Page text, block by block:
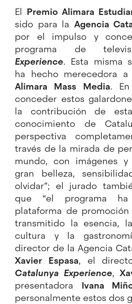
El Premio Alimara
sido para la Agencia
por el impulso y
programa de
Experience. Esta misma
ha hecho merecedora a
Alimara Mass Media.
conceder estos
la contribución de
conocimiento de
perspectiva
través de la mirada de
mundo, con imágenes
gran belleza,
olvidar”; el jurado
que “el programa ha
plataforma de
transmitido la esencia,
cultura y la
director de la Agencia
Xavier Espasa, el
Catalunya Experience,
presentadora Ivana
personalmente estos dos